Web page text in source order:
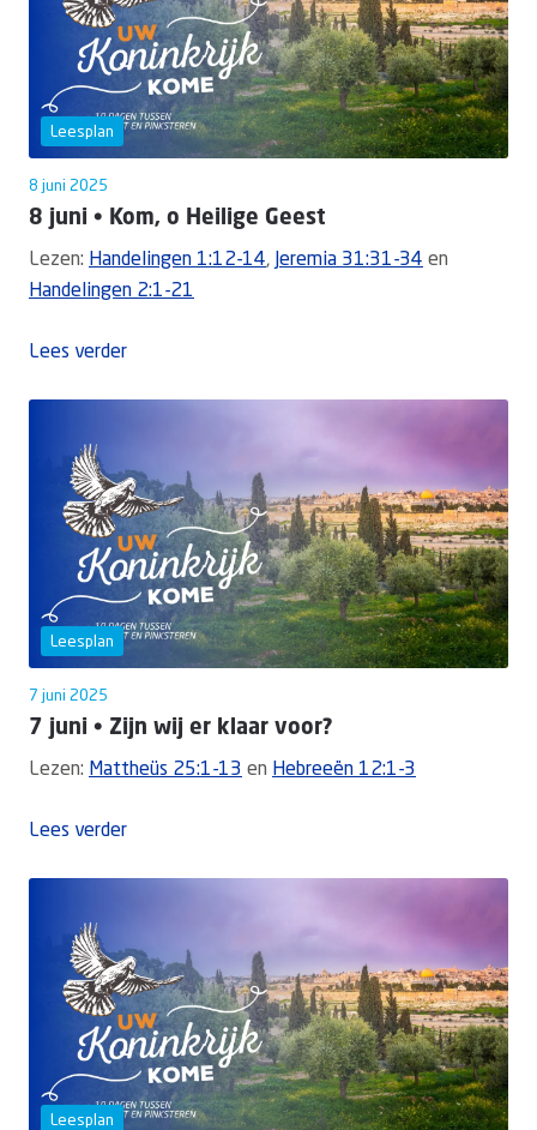
Leesplan
8 juni 2025
8 juni • Kom, o Heilige Geest
Lezen: Handelingen 1:12-14, Jeremia 31:31-34 en
Handelingen 2:1-21
Lees verder
Leesplan
7 juni 2025
7 juni • Zijn wij er klaar voor?
Lezen: Mattheüs 25:1-13 en Hebreeën 12:1-3
Lees verder
Leesplan